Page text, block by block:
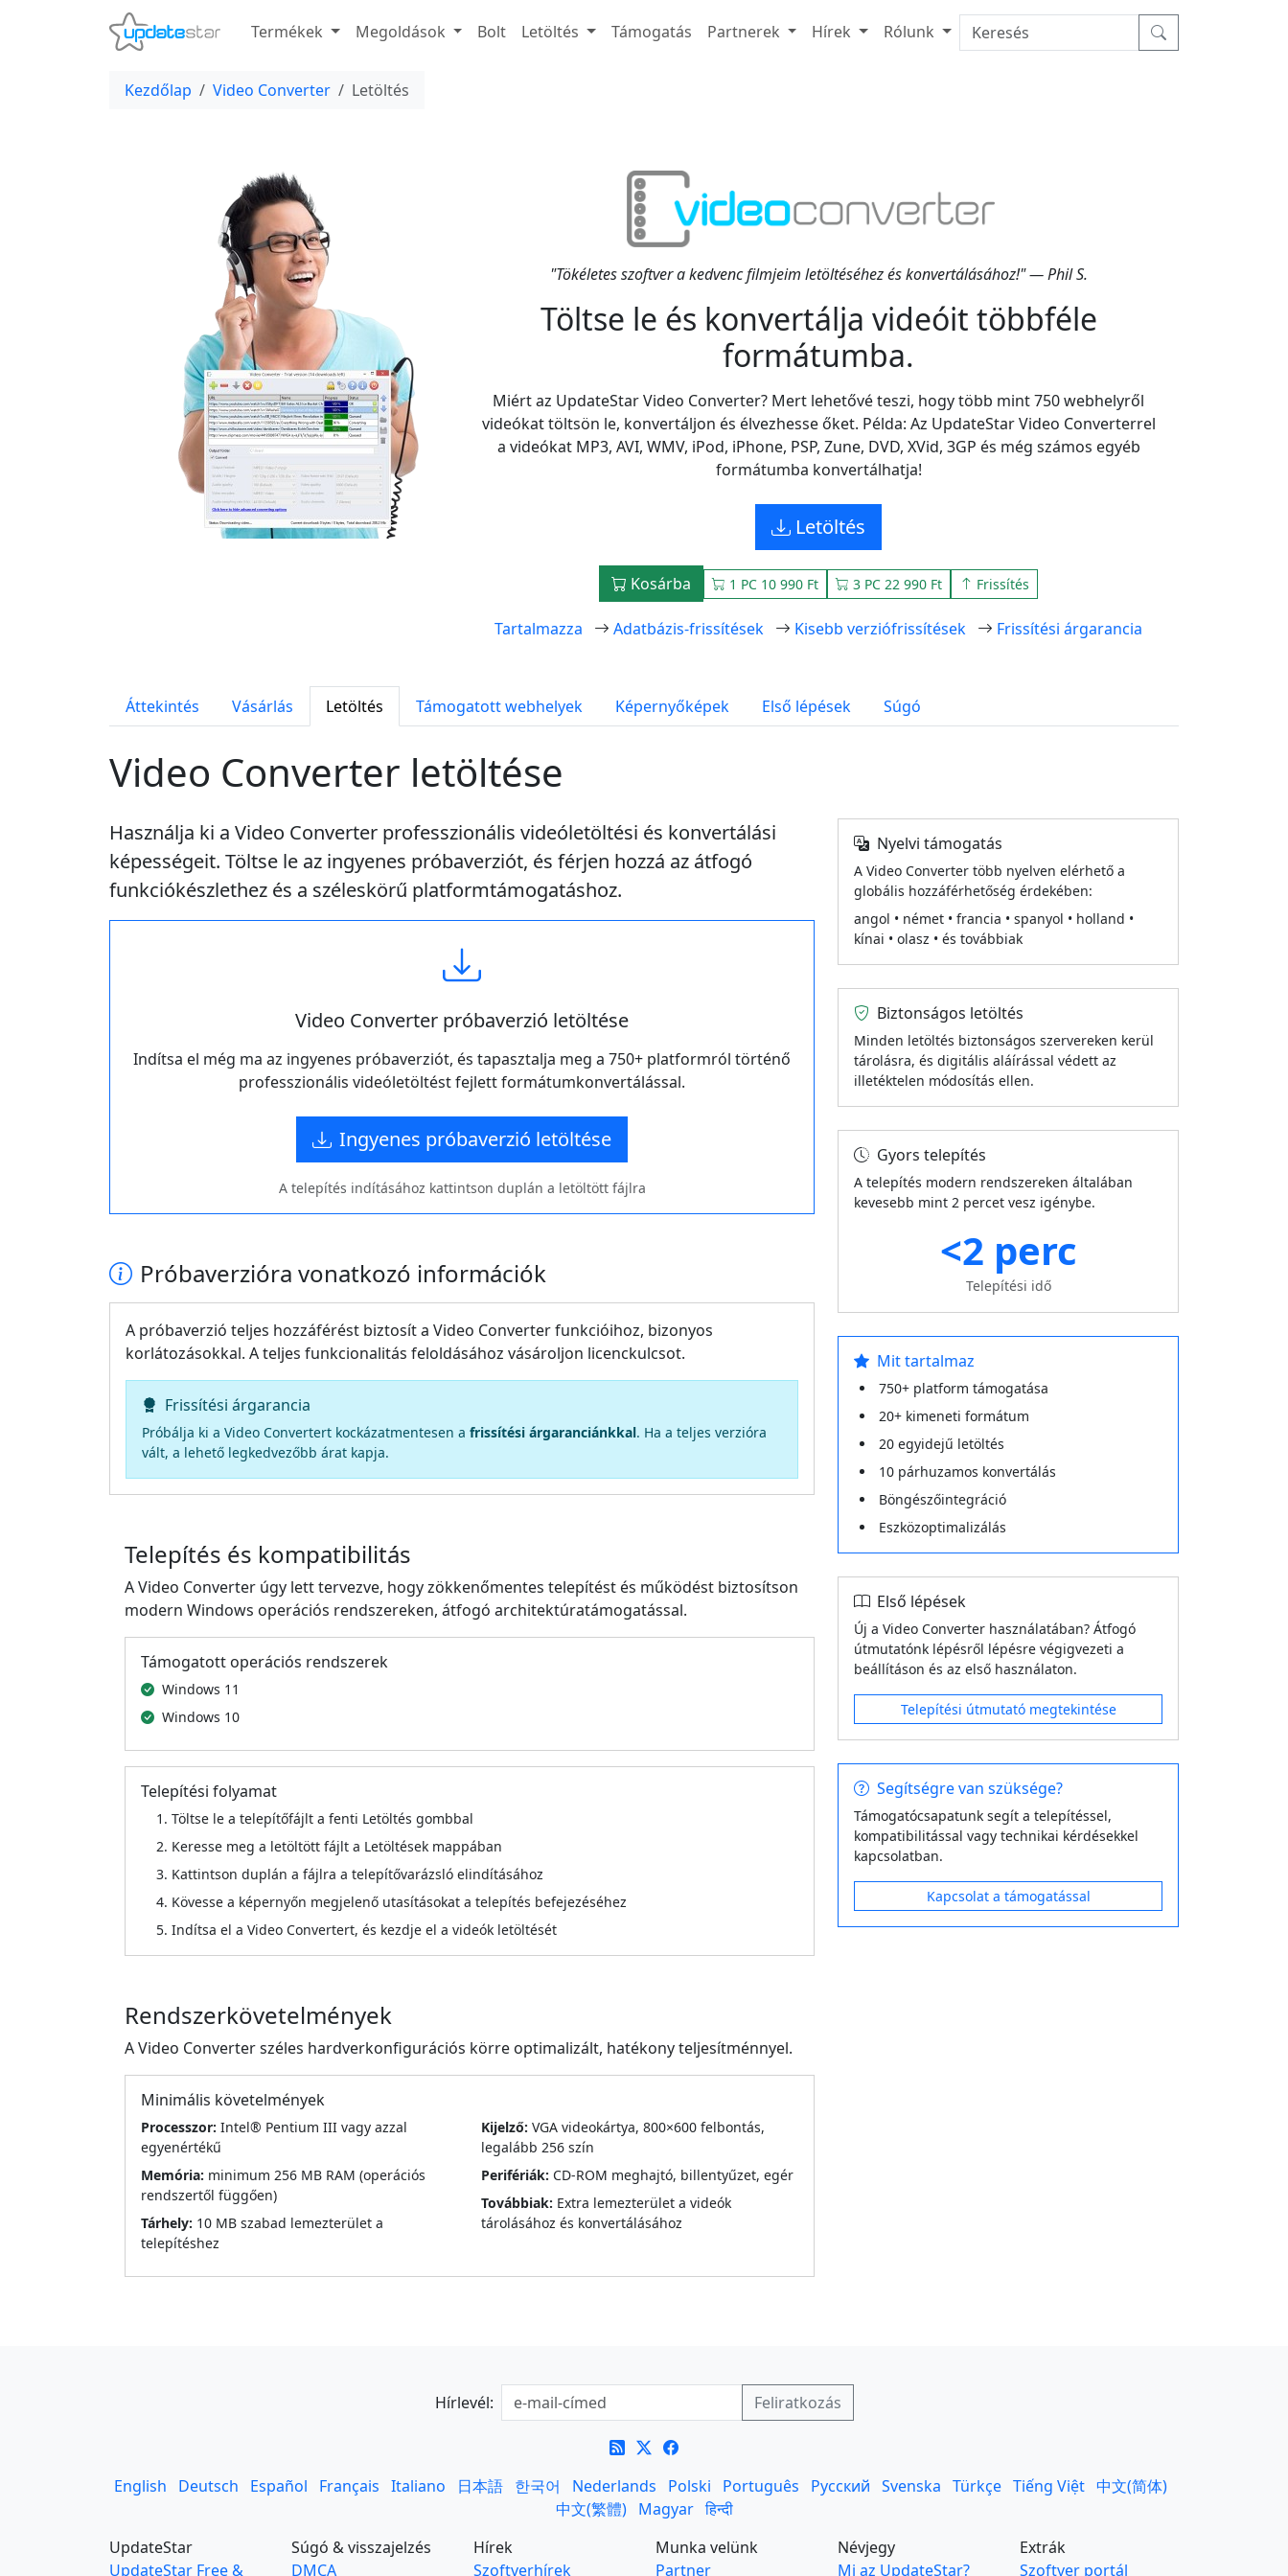
Termékek Megoldások Bolt Letöltés Támogatás Partnerek Hírek Rólunk
Kezdőlap Video Converter Letöltés
"Tökéletes szoftver a kedvenc filmjeim letöltéséhez és konvertálásához!" — Phil S.
Töltse le és konvertálja videóit többféle
formátumba.
Miért az UpdateStar Video Converter? Mert lehetővé teszi, hogy több mint 750 webhelyről
videókat töltsön le, konvertáljon és élvezhesse őket. Példa: Az UpdateStar Video Converterrel
a videókat MP3, AVI, WMV, iPod, iPhone, PSP, Zune, DVD, XVid, 3GP és még számos egyéb
formátumba konvertálhatja!
Letöltés
Kosárba 1 PC 10 990 Ft 3 PC 22 990 Ft Frissítés
Tartalmazza Adatbázis-frissítések Kisebb verziófrissítések Frissítési árgarancia
Áttekintés Vásárlás Letöltés Támogatott webhelyek Képernyőképek Első lépések Súgó
Video Converter letöltése
Használja ki a Video Converter professzionális videóletöltési és konvertálási
képességeit. Töltse le az ingyenes próbaverziót, és férjen hozzá az átfogó
funkciókészlethez és a széleskörű platformtámogatáshoz.
Video Converter próbaverzió letöltése
Indítsa el még ma az ingyenes próbaverziót, és tapasztalja meg a 750+ platformról történő
professzionális videóletöltést fejlett formátumkonvertálással.
Ingyenes próbaverzió letöltése
A telepítés indításához kattintson duplán a letöltött fájlra
Próbaverzióra vonatkozó információk
A próbaverzió teljes hozzáférést biztosít a Video Converter funkcióihoz, bizonyos
korlátozásokkal. A teljes funkcionalitás feloldásához vásároljon licenckulcsot.
Frissítési árgarancia
Próbálja ki a Video Convertert kockázatmentesen a frissítési árgaranciánkkal. Ha a teljes verzióra
vált, a lehető legkedvezőbb árat kapja.
Telepítés és kompatibilitás
A Video Converter úgy lett tervezve, hogy zökkenőmentes telepítést és működést biztosítson
modern Windows operációs rendszereken, átfogó architektúratámogatással.
Támogatott operációs rendszerek
Windows 11
Windows 10
Telepítési folyamat
Töltse le a telepítőfájlt a fenti Letöltés gombbal
Keresse meg a letöltött fájlt a Letöltések mappában
Kattintson duplán a fájlra a telepítővarázsló elindításához
Kövesse a képernyőn megjelenő utasításokat a telepítés befejezéséhez
Indítsa el a Video Convertert, és kezdje el a videók letöltését
Rendszerkövetelmények
A Video Converter széles hardverkonfigurációs körre optimalizált, hatékony teljesítménnyel.
Minimális követelmények
Processzor: Intel® Pentium III vagy azzal
egyenértékű
Memória: minimum 256 MB RAM (operációs
rendszertől függően)
Tárhely: 10 MB szabad lemezterület a
telepítéshez
Kijelző: VGA videokártya, 800×600 felbontás,
legalább 256 szín
Perifériák: CD-ROM meghajtó, billentyűzet, egér
Továbbiak: Extra lemezterület a videók
tárolásához és konvertálásához
Nyelvi támogatás
A Video Converter több nyelven elérhető a
globális hozzáférhetőség érdekében:
angol • német • francia • spanyol • holland •
kínai • olasz • és továbbiak
Biztonságos letöltés
Minden letöltés biztonságos szervereken kerül
tárolásra, és digitális aláírással védett az
illetéktelen módosítás ellen.
Gyors telepítés
A telepítés modern rendszereken általában
kevesebb mint 2 percet vesz igénybe.
<2 perc
Telepítési idő
Mit tartalmaz
750+ platform támogatása
20+ kimeneti formátum
20 egyidejű letöltés
10 párhuzamos konvertálás
Böngészőintegráció
Eszközoptimalizálás
Első lépések
Új a Video Converter használatában? Átfogó
útmutatónk lépésről lépésre végigvezeti a
beállításon és az első használaton.
Telepítési útmutató megtekintése
Segítségre van szüksége?
Támogatócsapatunk segít a telepítéssel,
kompatibilitással vagy technikai kérdésekkel
kapcsolatban.
Kapcsolat a támogatással
Hírlevél:
English Deutsch Español Français Italiano 日本語 한국어 Nederlands Polski Português Русский Svenska Türkçe Tiếng Việt 中文(简体)
中文(繁體)
Magyar हिन्दी
UpdateStar
UpdateStar Free &
Súgó & visszajelzés
DMCA
Hírek
Szoftverhírek
Munka velünk
Partner
Névjegy
Mi az UpdateStar?
Extrák
Szoftver portál